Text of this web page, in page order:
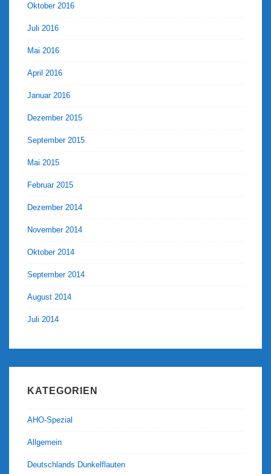
Oktober 2016
Juli 2016
Mai 2016
April 2016
Januar 2016
Dezember 2015
September 2015
Mai 2015
Februar 2015
Dezember 2014
November 2014
Oktober 2014
September 2014
August 2014
Juli 2014
KATEGORIEN
AHO-Spezial
Allgemein
Deutschlands Dunkelflauten